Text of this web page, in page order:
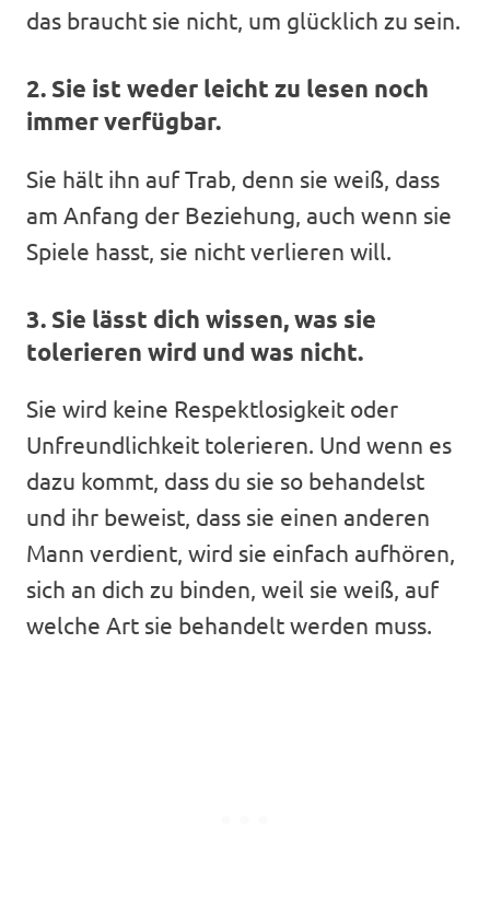
das braucht sie nicht, um glücklich zu sein.
2. Sie ist weder leicht zu lesen noch
immer verfügbar.
Sie hält ihn auf Trab, denn sie weiß, dass
am Anfang der Beziehung, auch wenn sie
Spiele hasst, sie nicht verlieren will.
3. Sie lässt dich wissen, was sie
tolerieren wird und was nicht.
Sie wird keine Respektlosigkeit oder
Unfreundlichkeit tolerieren. Und wenn es
dazu kommt, dass du sie so behandelst
und ihr beweist, dass sie einen anderen
Mann verdient, wird sie einfach aufhören,
sich an dich zu binden, weil sie weiß, auf
welche Art sie behandelt werden muss.